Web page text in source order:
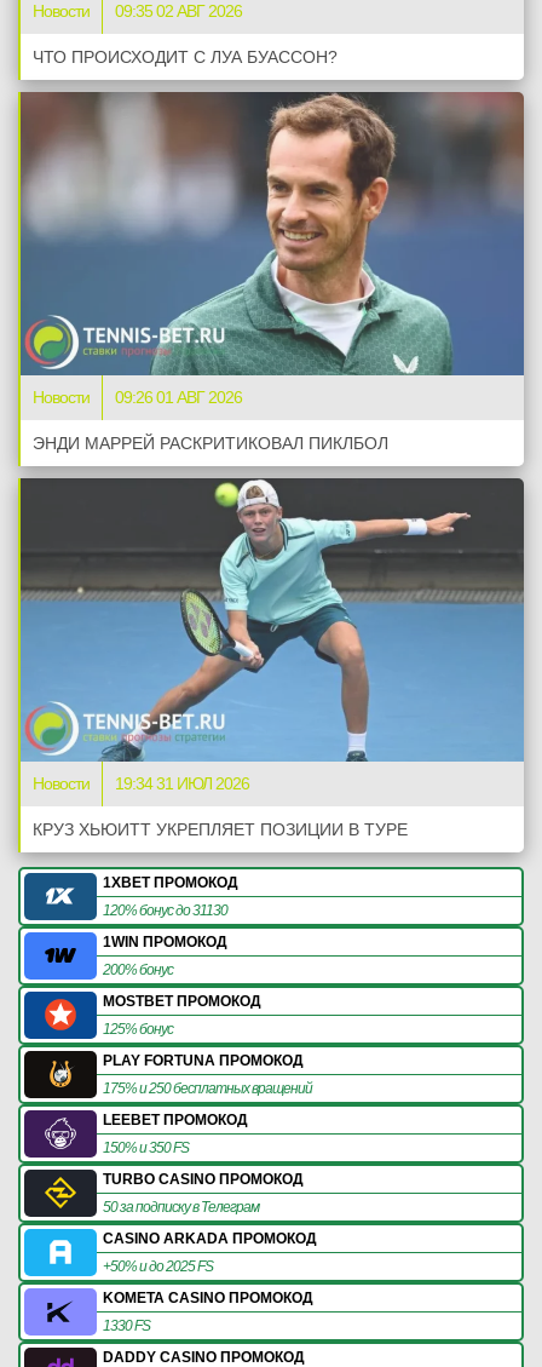
Новости 09:35 02 АВГ 2026
ЧТО ПРОИСХОДИТ С ЛУА БУАССОН?
Новости 09:26 01 АВГ 2026
ЭНДИ МАРРЕЙ РАСКРИТИКОВАЛ ПИКЛБОЛ
Новости 19:34 31 ИЮЛ 2026
КРУЗ ХЬЮИТТ УКРЕПЛЯЕТ ПОЗИЦИИ В ТУРЕ
1XBET ПРОМОКОД
120% бонус до 31130
1WIN ПРОМОКОД
200% бонус
MOSTBET ПРОМОКОД
125% бонус
PLAY FORTUNA ПРОМОКОД
175% и 250 бесплатных вращений
LEEBET ПРОМОКОД
150% и 350 FS
TURBO CASINO ПРОМОКОД
50 за подписку в Телеграм
CASINO ARKADA ПРОМОКОД
+50% и до 2025 FS
KOMETA CASINO ПРОМОКОД
1330 FS
DADDY CASINO ПРОМОКОД